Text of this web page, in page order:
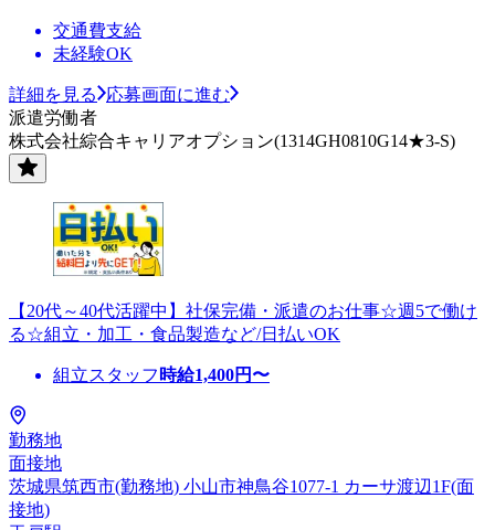
交通費支給
未経験OK
詳細を見る
応募画面に進む
派遣労働者
株式会社綜合キャリアオプション(1314GH0810G14★3-S)
【20代～40代活躍中】社保完備・派遣のお仕事☆週5で働け
る☆組立・加工・食品製造など/日払いOK
組立スタッフ 時給1,400円〜
勤務地
面接地
茨城県筑西市(勤務地) 小山市神鳥谷1077-1 カーサ渡辺1F(面
接地)